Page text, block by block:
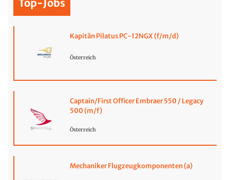
Top-Jobs
Kapitän Pilatus PC-12NGX (f/m/d)
Österreich
Captain/First Officer Embraer 550 / Legacy
500 (m/f)
Österreich
Mechaniker Flugzeugkomponenten (a)